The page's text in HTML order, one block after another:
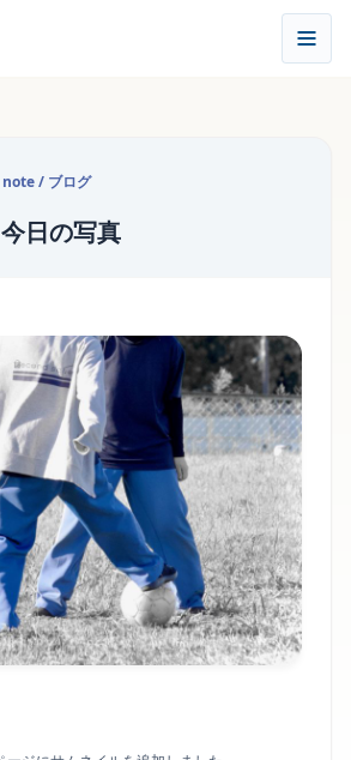
/ ブログ
日の写真